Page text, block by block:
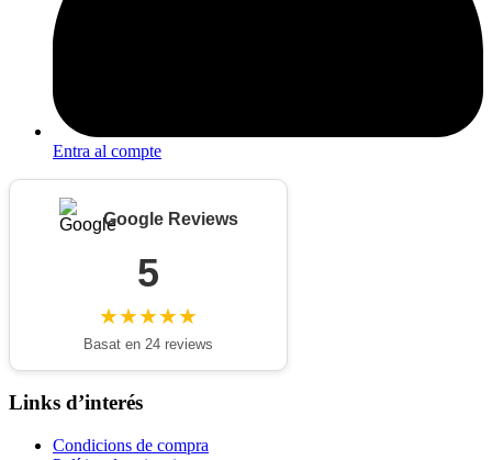
Entra al compte
Google Reviews
5
★★★★★
Basat en 24 reviews
Links d’interés
Condicions de compra